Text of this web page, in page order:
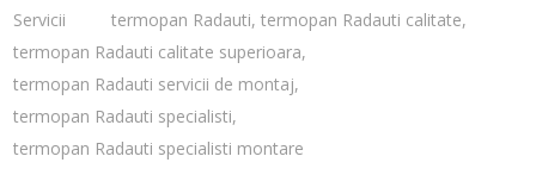
Servicii
termopan Radauti, termopan Radauti calitate,
termopan Radauti calitate superioara,
termopan Radauti servicii de montaj,
termopan Radauti specialisti,
termopan Radauti specialisti montare